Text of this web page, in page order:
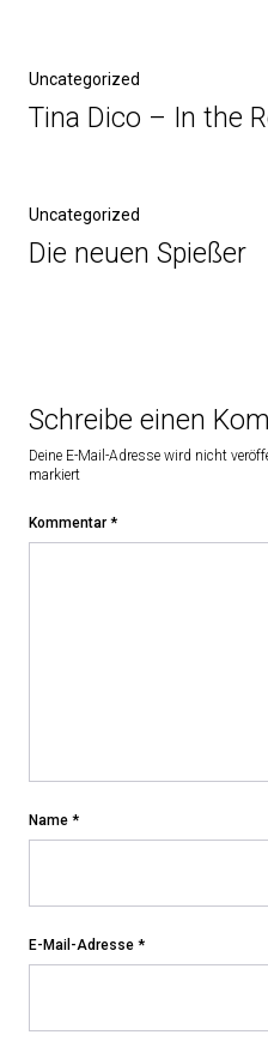
Uncategorized
Tina Dico – In the
Uncategorized
Die neuen Spießer
Schreibe einen
Deine E-Mail-Adresse wird nicht
markiert
Kommentar *
Name *
E-Mail-Adresse *